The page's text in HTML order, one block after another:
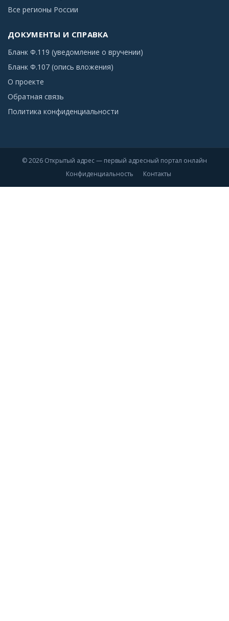
Все регионы России
ДОКУМЕНТЫ И СПРАВКА
Бланк Ф.119 (уведомление о вручении)
Бланк Ф.107 (опись вложения)
О проекте
Обратная связь
Политика конфиденциальности
© 2026 Открытый адрес — первый адресный портал онлайн
Конфиденциальность
Контакты